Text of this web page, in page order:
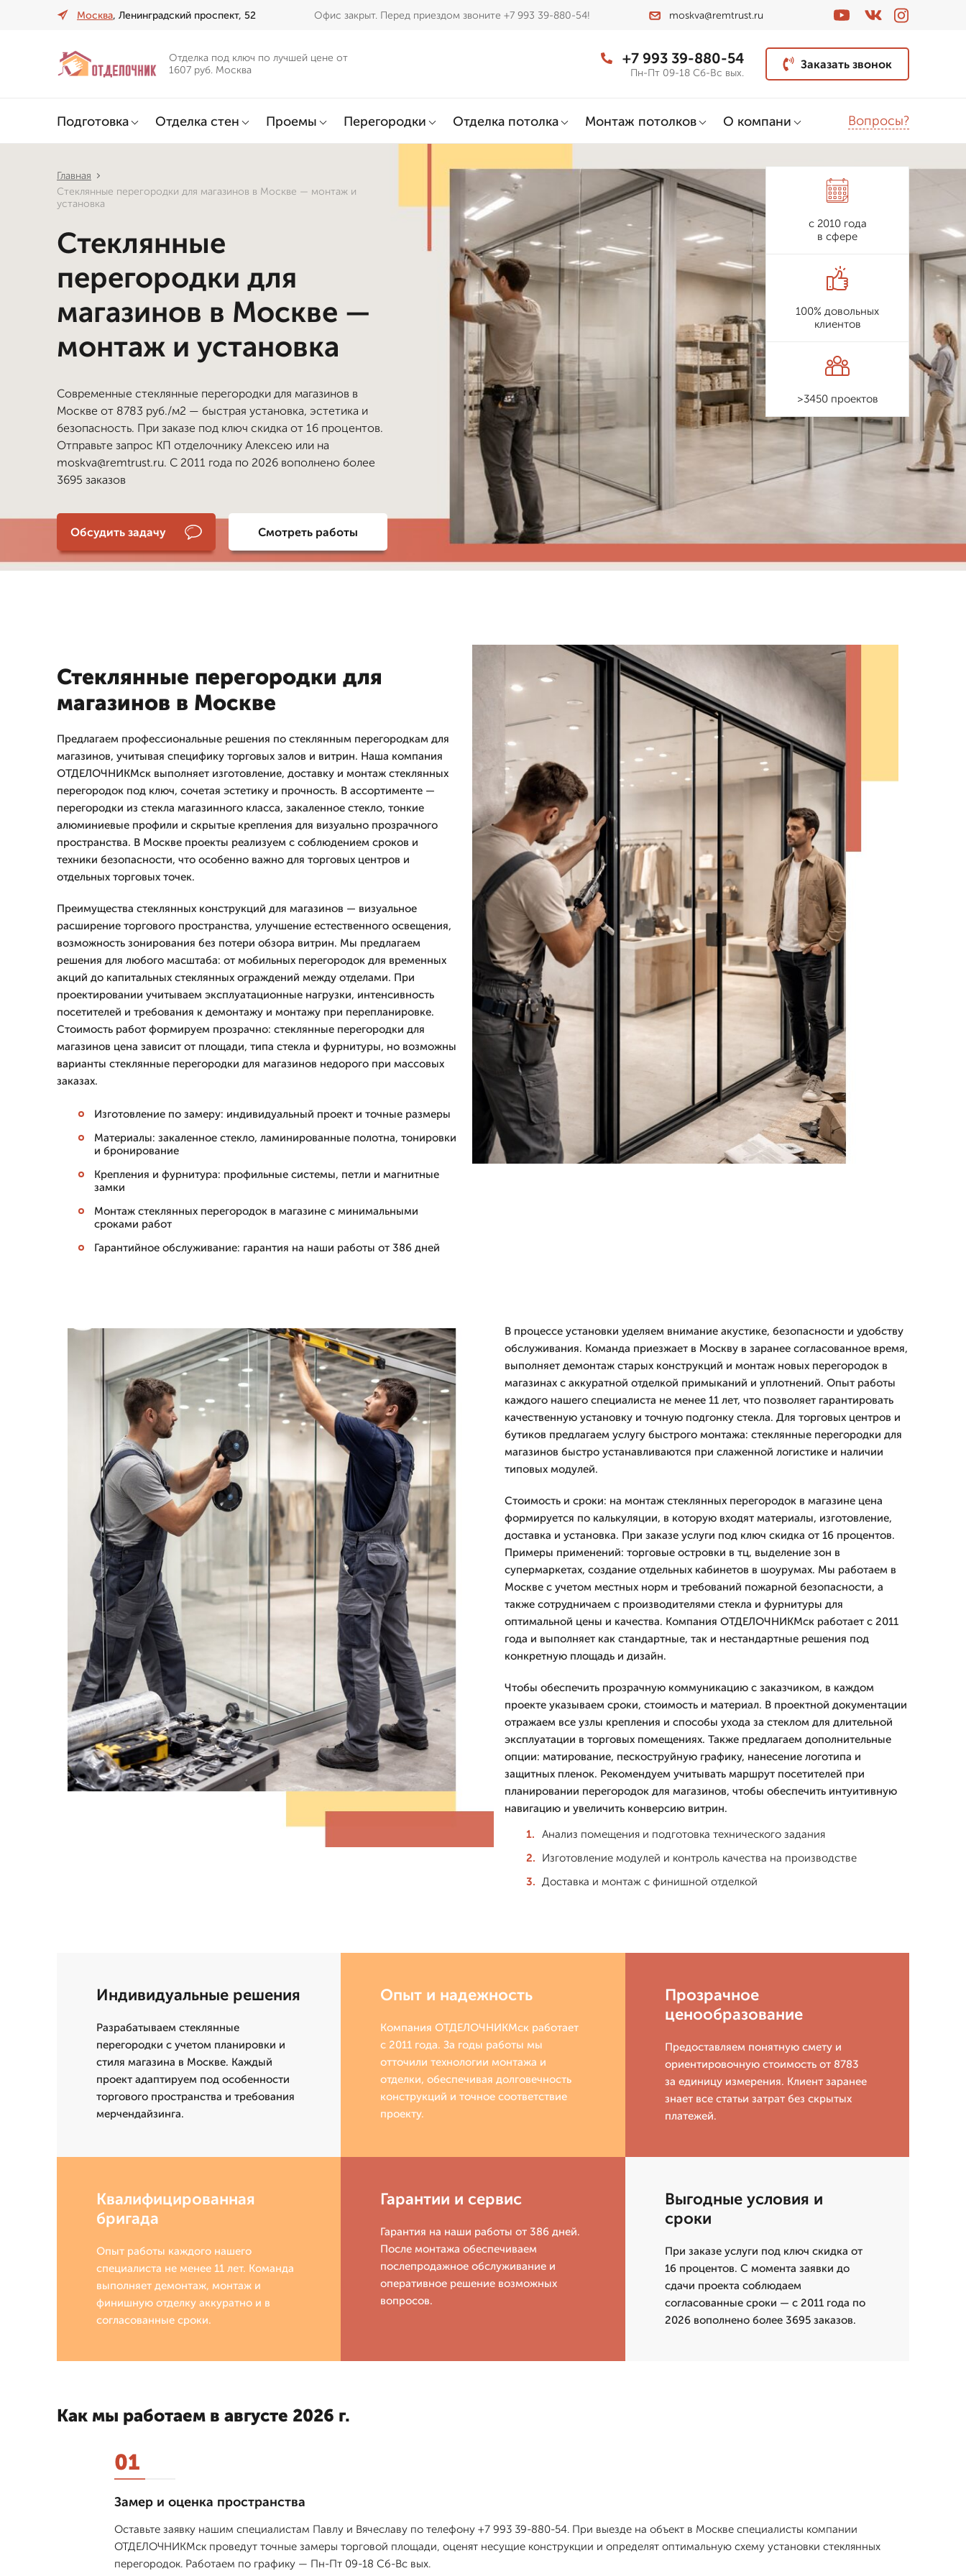
Москва, Ленинградский проспект, 52 Офис закрыт. Перед приездом звоните +7 993 39-880-54! moskva@remtrust.ru
Отделка под ключ по лучшей цене от
1607 руб. Москва
+7 993 39-880-54
Пн-Пт 09-18 Сб-Вс вых.
Заказать звонок
Подготовка Отделка стен Проемы Перегородки Отделка потолка Монтаж потолков О компани Вопросы?
Главная
Стеклянные перегородки для магазинов в Москве — монтаж и
установка
Стеклянные
перегородки для
магазинов в Москве —
монтаж и установка
Современные стеклянные перегородки для магазинов в
Москве от 8783 руб./м2 — быстрая установка, эстетика и
безопасность. При заказе под ключ скидка от 16 процентов.
Отправьте запрос КП отделочнику Алексею или на
moskva@remtrust.ru. С 2011 года по 2026 вополнено более
3695 заказов
Обсудить задачу Смотреть работы
с 2010 года
в сфере
100% довольных
клиентов
>3450 проектов
Стеклянные перегородки для
магазинов в Москве
Предлагаем профессиональные решения по стеклянным перегородкам для
магазинов, учитывая специфику торговых залов и витрин. Наша компания
ОТДЕЛОЧНИКМск выполняет изготовление, доставку и монтаж стеклянных
перегородок под ключ, сочетая эстетику и прочность. В ассортименте —
перегородки из стекла магазинного класса, закаленное стекло, тонкие
алюминиевые профили и скрытые крепления для визуально прозрачного
пространства. В Москве проекты реализуем с соблюдением сроков и
техники безопасности, что особенно важно для торговых центров и
отдельных торговых точек.
Преимущества стеклянных конструкций для магазинов — визуальное
расширение торгового пространства, улучшение естественного освещения,
возможность зонирования без потери обзора витрин. Мы предлагаем
решения для любого масштаба: от мобильных перегородок для временных
акций до капитальных стеклянных ограждений между отделами. При
проектировании учитываем эксплуатационные нагрузки, интенсивность
посетителей и требования к демонтажу и монтажу при перепланировке.
Стоимость работ формируем прозрачно: стеклянные перегородки для
магазинов цена зависит от площади, типа стекла и фурнитуры, но возможны
варианты стеклянные перегородки для магазинов недорого при массовых
заказах.
Изготовление по замеру: индивидуальный проект и точные размеры
Материалы: закаленное стекло, ламинированные полотна, тонировки
и бронирование
Крепления и фурнитура: профильные системы, петли и магнитные
замки
Монтаж стеклянных перегородок в магазине с минимальными
сроками работ
Гарантийное обслуживание: гарантия на наши работы от 386 дней
В процессе установки уделяем внимание акустике, безопасности и удобству
обслуживания. Команда приезжает в Москву в заранее согласованное время,
выполняет демонтаж старых конструкций и монтаж новых перегородок в
магазинах с аккуратной отделкой примыканий и уплотнений. Опыт работы
каждого нашего специалиста не менее 11 лет, что позволяет гарантировать
качественную установку и точную подгонку стекла. Для торговых центров и
бутиков предлагаем услугу быстрого монтажа: стеклянные перегородки для
магазинов быстро устанавливаются при слаженной логистике и наличии
типовых модулей.
Стоимость и сроки: на монтаж стеклянных перегородок в магазине цена
формируется по калькуляции, в которую входят материалы, изготовление,
доставка и установка. При заказе услуги под ключ скидка от 16 процентов.
Примеры применений: торговые островки в тц, выделение зон в
супермаркетах, создание отдельных кабинетов в шоурумах. Мы работаем в
Москве с учетом местных норм и требований пожарной безопасности, а
также сотрудничаем с производителями стекла и фурнитуры для
оптимальной цены и качества. Компания ОТДЕЛОЧНИКМск работает с 2011
года и выполняет как стандартные, так и нестандартные решения под
конкретную площадь и дизайн.
Чтобы обеспечить прозрачную коммуникацию с заказчиком, в каждом
проекте указываем сроки, стоимость и материал. В проектной документации
отражаем все узлы крепления и способы ухода за стеклом для длительной
эксплуатации в торговых помещениях. Также предлагаем дополнительные
опции: матирование, пескоструйную графику, нанесение логотипа и
защитных пленок. Рекомендуем учитывать маршрут посетителей при
планировании перегородок для магазинов, чтобы обеспечить интуитивную
навигацию и увеличить конверсию витрин.
Анализ помещения и подготовка технического задания
Изготовление модулей и контроль качества на производстве
Доставка и монтаж с финишной отделкой
Индивидуальные решения
Разрабатываем стеклянные
перегородки с учетом планировки и
стиля магазина в Москве. Каждый
проект адаптируем под особенности
торгового пространства и требования
мерчендайзинга.
Опыт и надежность
Компания ОТДЕЛОЧНИКМск работает
с 2011 года. За годы работы мы
отточили технологии монтажа и
отделки, обеспечивая долговечность
конструкций и точное соответствие
проекту.
Прозрачное
ценообразование
Предоставляем понятную смету и
ориентировочную стоимость от 8783
за единицу измерения. Клиент заранее
знает все статьи затрат без скрытых
платежей.
Квалифицированная
бригада
Опыт работы каждого нашего
специалиста не менее 11 лет. Команда
выполняет демонтаж, монтаж и
финишную отделку аккуратно и в
согласованные сроки.
Гарантии и сервис
Гарантия на наши работы от 386 дней.
После монтажа обеспечиваем
послепродажное обслуживание и
оперативное решение возможных
вопросов.
Выгодные условия и
сроки
При заказе услуги под ключ скидка от
16 процентов. С момента заявки до
сдачи проекта соблюдаем
согласованные сроки — с 2011 года по
2026 вополнено более 3695 заказов.
Как мы работаем в августе 2026 г.
01
Замер и оценка пространства
Оставьте заявку нашим специалистам Павлу и Вячеславу по телефону +7 993 39-880-54. При выезде на объект в Москве специалисты компании
ОТДЕЛОЧНИКМск проведут точные замеры торговой площади, оценят несущие конструкции и определят оптимальную схему установки стеклянных
перегородок. Работаем по графику — Пн-Пт 09-18 Сб-Вс вых.